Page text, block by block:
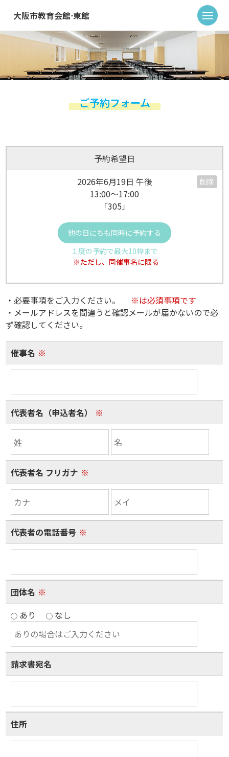
大阪市教育会館⋅東館
ご予約フォーム
予約希望日
2026年6月19日 午後
13:00～17:00
「305」
削除
他の日にちも同時に予約する
１度の予約で最大10枠まで
※ただし、同催事名に限る
・必要事項をご入力ください。
※は必須事項です
・メールアドレスを間違うと確認メールが届かないので必
ず確認してください。
催事名 ※
代表者名（申込者名） ※
代表者名 フリガナ ※
代表者の電話番号 ※
団体名 ※
あり
なし
請求書宛名
住所